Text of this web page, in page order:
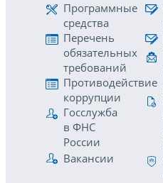
Программные
средства
Перечень
обязательных
требований
Противодействие
коррупции
Госслужба
в ФНС
России
Вакансии